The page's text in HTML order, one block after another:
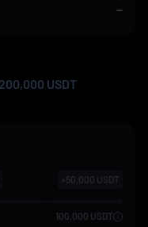
--
200,000 USDT
100,000 USDT
+50,000 USDT